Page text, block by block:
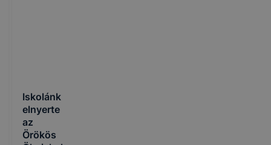
Iskolánk
elnyerte
az
Örökös